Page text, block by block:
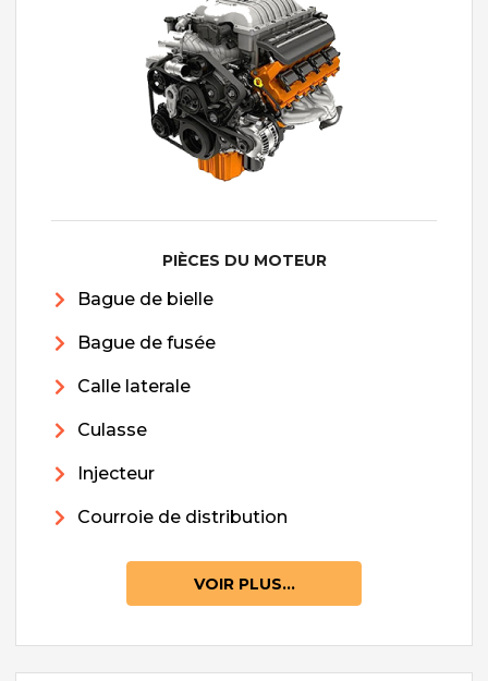
PIÈCES DU MOTEUR
Bague de bielle
Bague de fusée
Calle laterale
Culasse
Injecteur
Courroie de distribution
VOIR PLUS...